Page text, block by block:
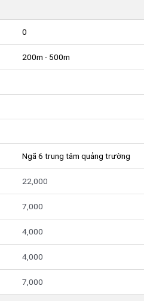
0
200m - 500m
Ngã 6 trung tâm quảng trường
22,000
7,000
4,000
4,000
7,000